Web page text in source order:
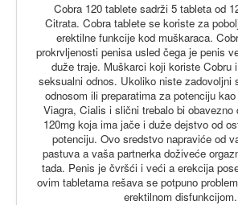
Cobra 120 tablete sadrži 5 tableta od
Citrata. Cobra tablete se koriste za
erektilne funkcije kod muškaraca.
prokrvljenosti penisa usled čega je penis
duže traje. Muškarci koji koriste Cobru
seksualni odnos. Ukoliko niste zadovoljni
odnosom ili preparatima za potenciju
Viagra, Cialis i slični trebalo bi obavezno
120mg koja ima jače i duže dejstvo od
potenciju. Ovo sredstvo napraviće od
pastuva a vaša partnerka doživeće
tada. Penis je čvršći i veći a erekcija
ovim tabletama rešava se potpuno
erektilnom disfunkcijom.